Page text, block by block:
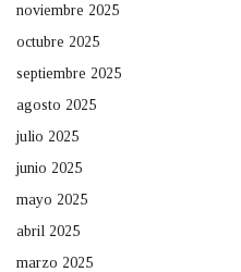
noviembre 2025
octubre 2025
septiembre 2025
agosto 2025
julio 2025
junio 2025
mayo 2025
abril 2025
marzo 2025